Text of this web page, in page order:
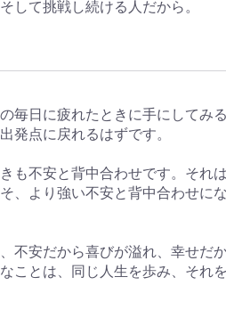
して挑戦し続ける人だから。
毎日に疲れたときに手にしてみ
発点に戻れるはずです。
も不安と背中合わせです。それ
、より強い不安と背中合わせに
不安だから喜びが溢れ、幸せだ
ことは、同じ人生を歩み、それ